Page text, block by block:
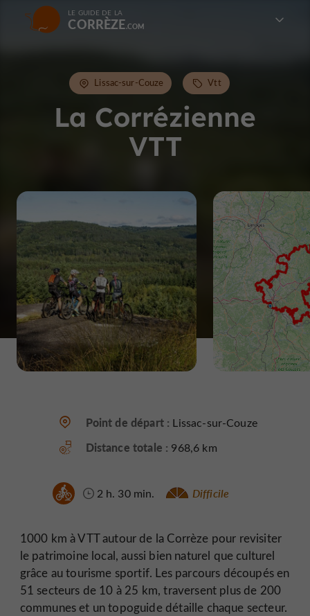
LE GUIDE DE LA
CORRÈZE
La Corrézienne
VTT
Lissac-sur-Couze Vtt
Point de départ : Lissac-sur-Couze
Distance totale : 968,6 km
2 h. 30 min. Difficile
1000 km à VTT autour de la Corrèze pour revisiter
le patrimoine local, aussi bien naturel que culturel
grâce au tourisme sportif. Les parcours découpés en
51 secteurs de 10 à 25 km, traversent plus de 200
communes et un topoguide détaille chaque secteur.